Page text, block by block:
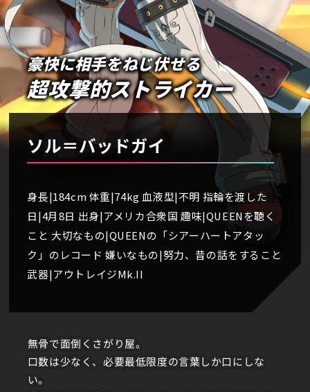
豪快に相手をねじ伏せる
超攻撃的ストライカー
ソル＝バッドガイ
身長|184cm 体重|74kg 血液型|不明 指輪を渡した
日|4月8日 出身|アメリカ合衆国 趣味|QUEENを聴く
こと 大切なもの|QUEENの「シアーハートアタッ
ク」のレコード 嫌いなもの|努力、昔の話をすること
武器|アウトレイジMk.II
無骨で面倒くさがり屋。
口数は少なく、必要最低限度の言葉しか口にしな
い。